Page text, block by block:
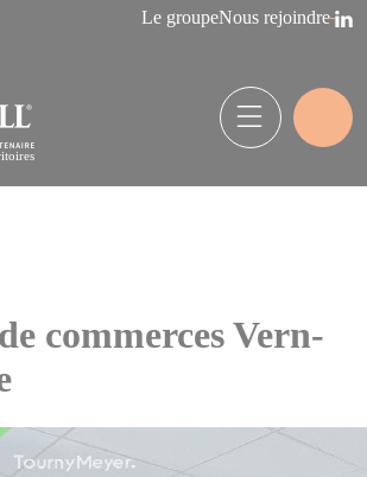
Le groupeNous rejoindre
commerces Vern-